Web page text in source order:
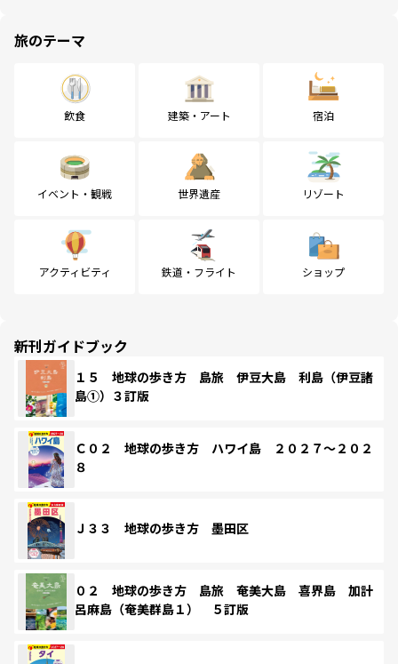
旅のテーマ
飲食 建築・アート 宿泊
イベント・観戦 世界遺産 リゾート
アクティビティ 鉄道・フライト ショップ
新刊ガイドブック
１５ 地球の歩き方 島旅 伊豆大島 利島（伊豆諸
島①）３訂版
Ｃ０２ 地球の歩き方 ハワイ島 ２０２７～２０２
８
Ｊ３３ 地球の歩き方 墨田区
０２ 地球の歩き方 島旅 奄美大島 喜界島 加計
呂麻島（奄美群島１） ５訂版